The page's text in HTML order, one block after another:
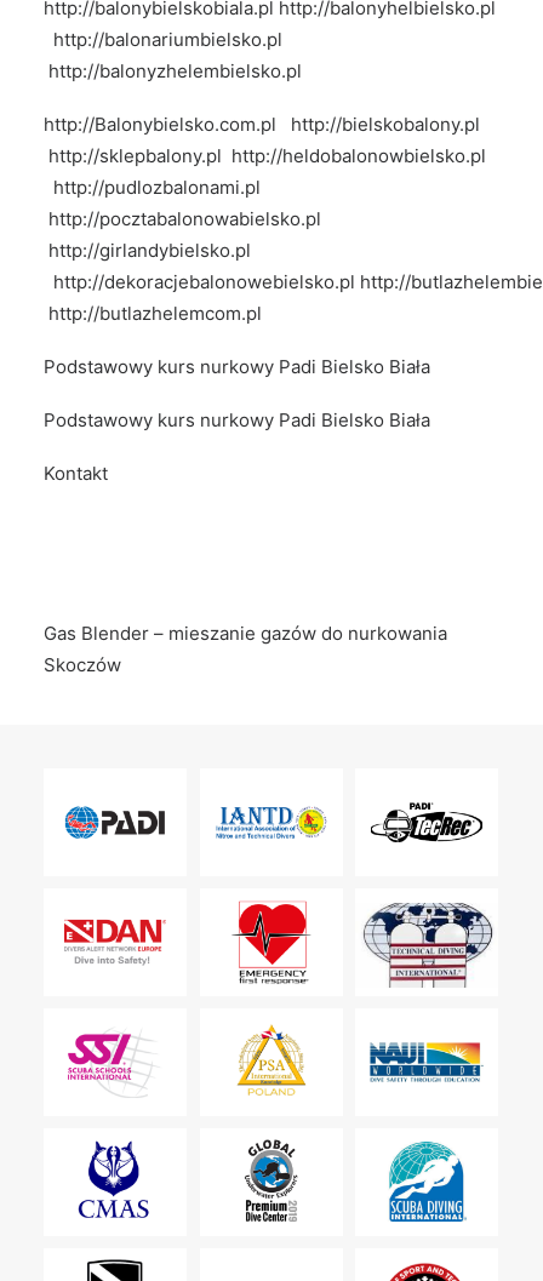
http://balonybielskobiala.pl http://balonyhelbielsko.pl
http://balonariumbielsko.pl
http://balonyzhelembielsko.pl
http://Balonybielsko.com.pl
http://bielskobalony.pl
http://sklepbalony.pl http://heldobalonowbielsko.pl
http://pudlozbalonami.pl
http://pocztabalonowabielsko.pl
http://girlandybielsko.pl
http://dekoracjebalonowebielsko.pl http://
http://butlazhelemcom.pl
Podstawowy kurs nurkowy Padi Bielsko Biała
Podstawowy kurs nurkowy Padi Bielsko Biała
Kontakt
Gas Blender – mieszanie gazów do nurkowania
Skoczów